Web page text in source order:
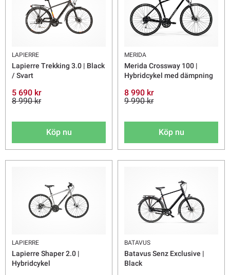
LAPIERRE
Lapierre Trekking 3.0 | Black
/ Svart
5 690 kr
8 990 kr
Köp nu
MERIDA
Merida Crossway 100 |
Hybridcykel med dämpning
8 990 kr
9 990 kr
Köp nu
LAPIERRE
Lapierre Shaper 2.0 |
Hybridcykel
BATAVUS
Batavus Senz Exclusive |
Black